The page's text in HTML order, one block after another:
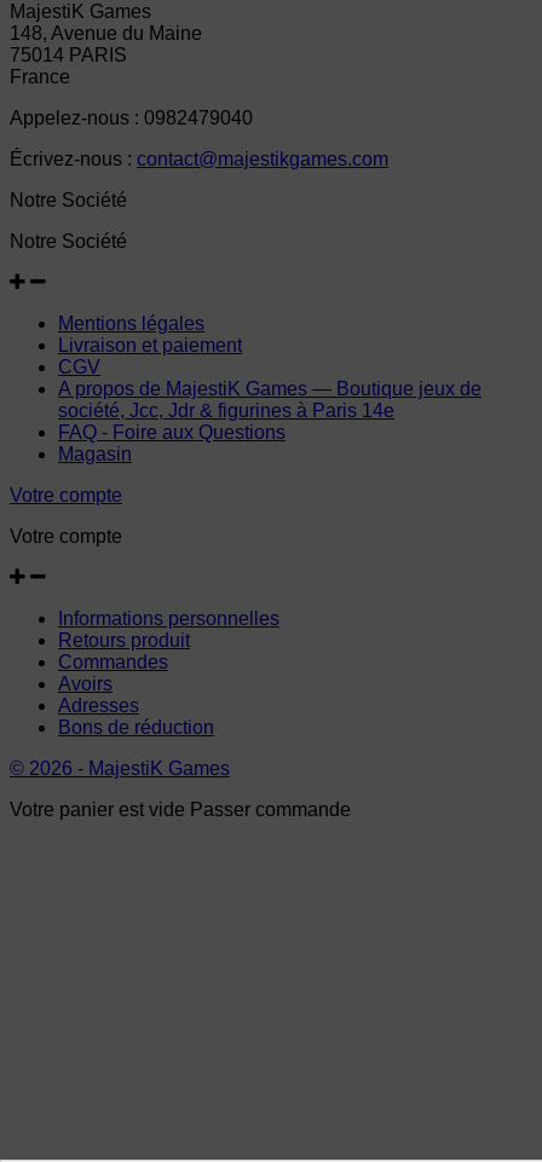
MajestiK Games
148, Avenue du Maine
75014 PARIS
France
Appelez-nous : 0982479040
Écrivez-nous : contact@majestikgames.com
Notre Société
Notre Société
Mentions légales
Livraison et paiement
CGV
A propos de MajestiK Games — Boutique jeux de
société, Jcc, Jdr & figurines à Paris 14e
FAQ - Foire aux Questions
Magasin
Votre compte
Votre compte
Informations personnelles
Retours produit
Commandes
Avoirs
Adresses
Bons de réduction
© 2026 - MajestiK Games
Votre panier est vide Passer commande